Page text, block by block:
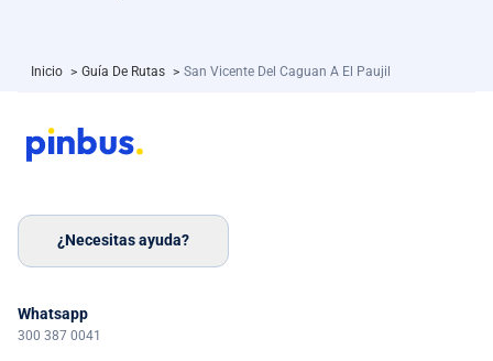
Inicio > Guía De Rutas > San Vicente Del Caguan A El Paujil
¿Necesitas ayuda?
Whatsapp
300 387 0041